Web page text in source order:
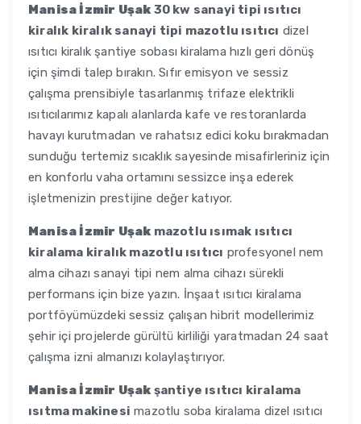
Manisa İzmir Uşak 30 kw sanayi tipi ısıtıcı
kiralık kiralık sanayi tipi mazotlu ısıtıcı dizel
ısıtıcı kiralık şantiye sobası kiralama hızlı geri dönüş
için şimdi talep bırakın. Sıfır emisyon ve sessiz
çalışma prensibiyle tasarlanmış trifaze elektrikli
ısıtıcılarımız kapalı alanlarda kafe ve restoranlarda
havayı kurutmadan ve rahatsız edici koku bırakmadan
sunduğu tertemiz sıcaklık sayesinde misafirleriniz için
en konforlu vaha ortamını sessizce inşa ederek
işletmenizin prestijine değer katıyor.
Manisa İzmir Uşak mazotlu ısımak ısıtıcı
kiralama kiralık mazotlu ısıtıcı profesyonel nem
alma cihazı sanayi tipi nem alma cihazı sürekli
performans için bize yazın. İnşaat ısıtıcı kiralama
portföyümüzdeki sessiz çalışan hibrit modellerimiz
şehir içi projelerde gürültü kirliliği yaratmadan 24 saat
çalışma izni almanızı kolaylaştırıyor.
Manisa İzmir Uşak şantiye ısıtıcı kiralama
ısıtma makinesi mazotlu soba kiralama dizel ısıtıcı